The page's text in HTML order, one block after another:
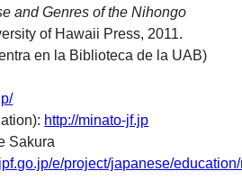
and Genres of the Nihongo
of Hawaii Press, 2011.
en la Biblioteca de la UAB)
http://minato-jf.jp
Sakura
e/project/japanese/